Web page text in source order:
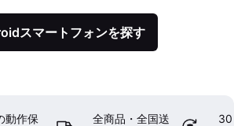
スマートフォンを探す
動作保
全商品・全国送
30